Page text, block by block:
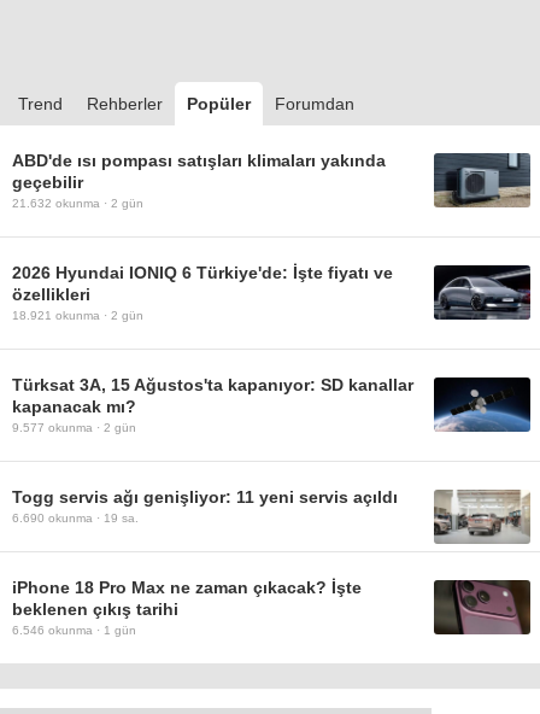
Trend Rehberler Popüler Forumdan
ABD'de ısı pompası satışları klimaları yakında
geçebilir
21.632 okunma · 2 gün
2026 Hyundai IONIQ 6 Türkiye'de: İşte fiyatı ve
özellikleri
18.921 okunma · 2 gün
Türksat 3A, 15 Ağustos'ta kapanıyor: SD kanallar
kapanacak mı?
9.577 okunma · 2 gün
Togg servis ağı genişliyor: 11 yeni servis açıldı
6.690 okunma · 19 sa.
iPhone 18 Pro Max ne zaman çıkacak? İşte
beklenen çıkış tarihi
6.546 okunma · 1 gün